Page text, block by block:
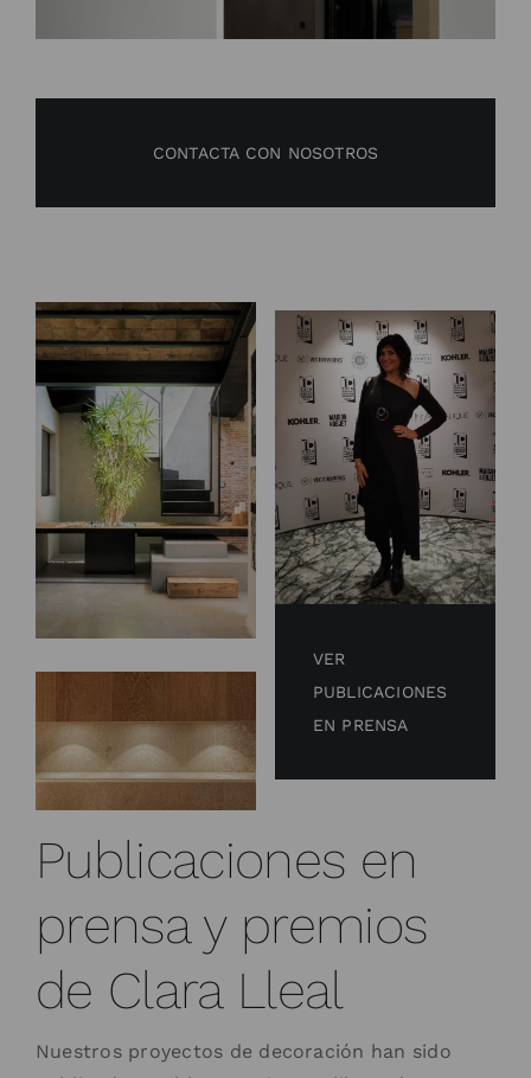
CONTACTA CON NOSOTROS
VER
PUBLICACIONES
EN PRENSA
Publicaciones en
prensa y premios
de Clara Lleal
Nuestros proyectos de decoración han sido